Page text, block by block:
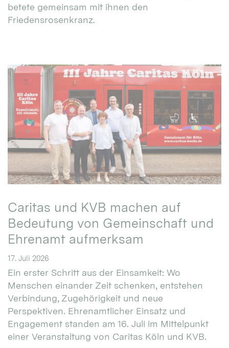
betete gemeinsam mit ihnen den
Friedensrosenkranz.
Caritas und KVB machen auf
Bedeutung von Gemeinschaft und
Ehrenamt aufmerksam
17. Juli 2026
Ein erster Schritt aus der Einsamkeit: Wo
Menschen einander Zeit schenken, entstehen
Verbindung, Zugehörigkeit und neue
Perspektiven. Ehrenamtlicher Einsatz und
Engagement standen am 16. Juli im Mittelpunkt
einer Veranstaltung von Caritas Köln und KVB.